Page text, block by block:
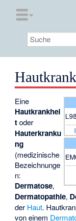
Eine
Hautkrankhei
toder
Hauterkranku
ng
(medizinische
Bezeichnunge
n:
Dermatose,
Dermatopathie,
der Haut.
von einem